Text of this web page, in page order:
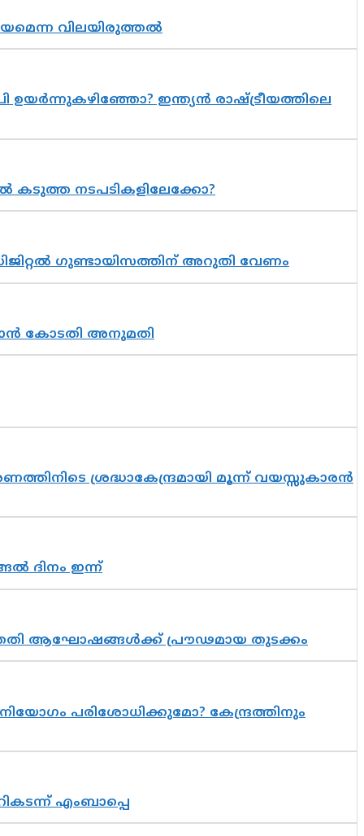
വിലയിരുത്തൽ
ഉയർന്നുകഴിഞ്ഞോ? ഇന്ത്യൻ രാഷ്ട്രീയത്തിലെ
നടപടികളിലേക്കോ?
ഗുണ്ടായിസത്തിന് അറുതി വേണം
കോടതി അനുമതി
ശ്രദ്ധാകേന്ദ്രമായി മൂന്ന് വയസ്സുകാരൻ
ദിനം ഇന്ന്
ആഘോഷങ്ങൾക്ക് പ്രൗഢമായ തുടക്കം
പരിശോധിക്കുമോ? കേന്ദ്രത്തിനും
എംബാപ്പെ